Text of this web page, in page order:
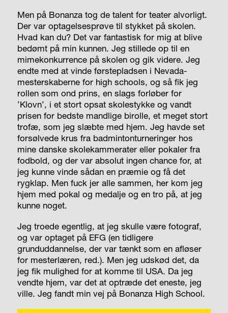
Men på Bonanza tog de talent for teater alvorligt.
Der var optagelsesprøve til stykket på skolen.
Hvad kan du? Det var fantastisk for mig at blive
bedømt på min kunnen. Jeg stillede op til en
mimekonkurrence på skolen og gik videre. Jeg
endte med at vinde førstepladsen i Nevada-
mesterskaberne for high schools, og så fik jeg
rollen som ond prins, en slags forløber for
’Klovn’, i et stort opsat skolestykke og vandt
prisen for bedste mandlige birolle, et meget stort
trofæ, som jeg slæbte med hjem. Jeg havde set
forsølvede krus fra badmintonturneringer hos
mine danske skolekammerater eller pokaler fra
fodbold, og der var absolut ingen chance for, at
jeg kunne vinde sådan en præmie og få det
rygklap. Men fuck jer alle sammen, her kom jeg
hjem med pokal og medalje og en tro på, at jeg
kunne noget.
Jeg troede egentlig, at jeg skulle være fotograf,
og var optaget på EFG (en tidligere
grunduddannelse, der var tænkt som en afløser
for mesterlæren, red.). Men jeg udskød det, da
jeg fik mulighed for at komme til USA. Da jeg
vendte hjem, var det at optræde det eneste, jeg
ville. Jeg fandt min vej på Bonanza High School.